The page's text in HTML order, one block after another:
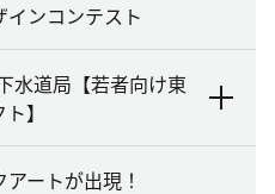
ンコンテスト
水道局【若者向け東
】
ートが出現！